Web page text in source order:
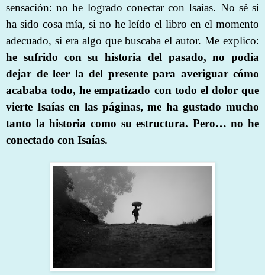
sensación: no he logrado conectar con Isaías. No sé si
ha sido cosa mía, si no he leído el libro en el momento
adecuado, si era algo que buscaba el autor. Me explico:
he sufrido con su historia del pasado, no podía
dejar de leer la del presente para averiguar cómo
acababa todo, he empatizado con todo el dolor que
vierte Isaías en las páginas, me ha gustado mucho
tanto la historia como su estructura. Pero… no he
conectado con Isaías.